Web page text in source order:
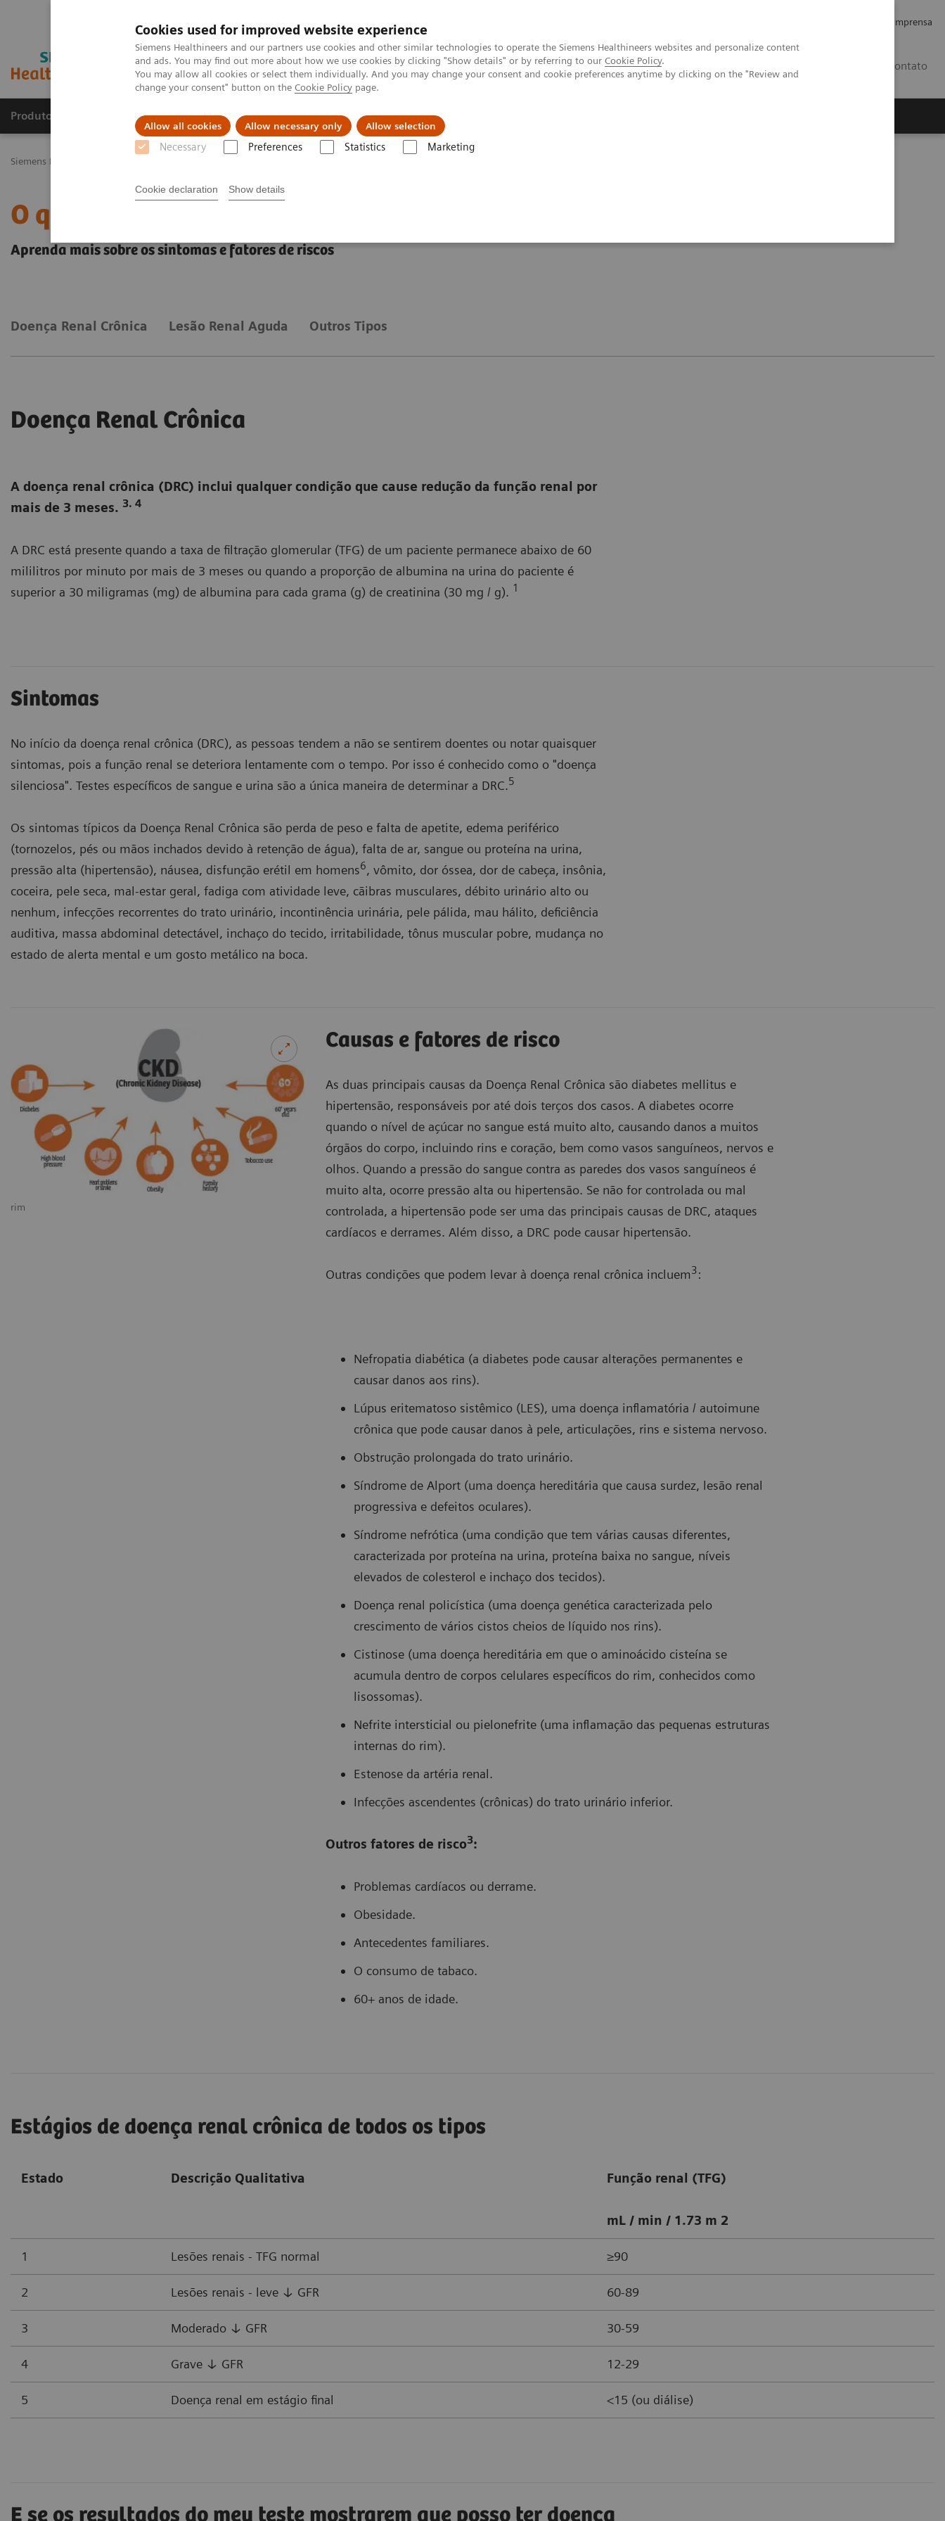
Cookies used for improved website experience
Siemens Healthineers and our partners use cookies and other similar technologies to operate the Siemens Healthineers websites and personalize content
and ads. You may find out more about how we use cookies by clicking "Show details" or by referring to our Cookie Policy.
You may allow all cookies or select them individually. And you may change your consent and cookie preferences anytime by clicking on the "Review and
change your consent" button on the Cookie Policy page.
Allow all cookies Allow necessary only Allow selection
Necessary Preferences Statistics Marketing
Cookie declaration Show details
Imprensa
Contato
Produtos e serviços Especialidades Clínicas e Patologias Serviços de pós-venda
Siemens Healthineers Brasil
O que é Doença Renal?
Aprenda mais sobre os sintomas e fatores de riscos
Doença Renal Crônica Lesão Renal Aguda Outros Tipos
Doença Renal Crônica
A doença renal crônica (DRC) inclui qualquer condição que cause redução da função renal por
mais de 3 meses. 3. 4
A DRC está presente quando a taxa de filtração glomerular (TFG) de um paciente permanece abaixo de 60
mililitros por minuto por mais de 3 meses ou quando a proporção de albumina na urina do paciente é
superior a 30 miligramas (mg) de albumina para cada grama (g) de creatinina (30 mg / g). 1
Sintomas
No início da doença renal crônica (DRC), as pessoas tendem a não se sentirem doentes ou notar quaisquer
sintomas, pois a função renal se deteriora lentamente com o tempo. Por isso é conhecido como o "doença
silenciosa". Testes específicos de sangue e urina são a única maneira de determinar a DRC.5
Os sintomas típicos da Doença Renal Crônica são perda de peso e falta de apetite, edema periférico
(tornozelos, pés ou mãos inchados devido à retenção de água), falta de ar, sangue ou proteína na urina,
pressão alta (hipertensão), náusea, disfunção erétil em homens6, vômito, dor óssea, dor de cabeça, insônia,
coceira, pele seca, mal-estar geral, fadiga com atividade leve, cãibras musculares, débito urinário alto ou
nenhum, infecções recorrentes do trato urinário, incontinência urinária, pele pálida, mau hálito, deficiência
auditiva, massa abdominal detectável, inchaço do tecido, irritabilidade, tônus muscular pobre, mudança no
estado de alerta mental e um gosto metálico na boca.
rim
Causas e fatores de risco
As duas principais causas da Doença Renal Crônica são diabetes mellitus e
hipertensão, responsáveis por até dois terços dos casos. A diabetes ocorre
quando o nível de açúcar no sangue está muito alto, causando danos a muitos
órgãos do corpo, incluindo rins e coração, bem como vasos sanguíneos, nervos e
olhos. Quando a pressão do sangue contra as paredes dos vasos sanguíneos é
muito alta, ocorre pressão alta ou hipertensão. Se não for controlada ou mal
controlada, a hipertensão pode ser uma das principais causas de DRC, ataques
cardíacos e derrames. Além disso, a DRC pode causar hipertensão.
Outras condições que podem levar à doença renal crônica incluem3:
Nefropatia diabética (a diabetes pode causar alterações permanentes e
causar danos aos rins).
Lúpus eritematoso sistêmico (LES), uma doença inflamatória / autoimune
crônica que pode causar danos à pele, articulações, rins e sistema nervoso.
Obstrução prolongada do trato urinário.
Síndrome de Alport (uma doença hereditária que causa surdez, lesão renal
progressiva e defeitos oculares).
Síndrome nefrótica (uma condição que tem várias causas diferentes,
caracterizada por proteína na urina, proteína baixa no sangue, níveis
elevados de colesterol e inchaço dos tecidos).
Doença renal policística (uma doença genética caracterizada pelo
crescimento de vários cistos cheios de líquido nos rins).
Cistinose (uma doença hereditária em que o aminoácido cisteína se
acumula dentro de corpos celulares específicos do rim, conhecidos como
lisossomas).
Nefrite intersticial ou pielonefrite (uma inflamação das pequenas estruturas
internas do rim).
Estenose da artéria renal.
Infecções ascendentes (crônicas) do trato urinário inferior.
Outros fatores de risco3:
Problemas cardíacos ou derrame.
Obesidade.
Antecedentes familiares.
O consumo de tabaco.
60+ anos de idade.
Estágios de doença renal crônica de todos os tipos
Estado Descrição Qualitativa Função renal (TFG)
mL / min / 1.73 m 2
1 Lesões renais - TFG normal ≥90
2 Lesões renais - leve ↓ GFR 60-89
3 Moderado ↓ GFR 30-59
4 Grave ↓ GFR 12-29
5 Doença renal em estágio final <15 (ou diálise)
E se os resultados do meu teste mostrarem que posso ter doença